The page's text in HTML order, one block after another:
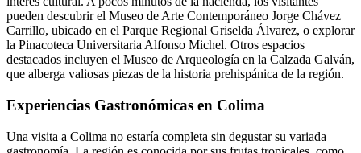
pueden descubrir el Museo de Arte Contemporáneo Jorge Chávez
Carrillo, ubicado en el Parque Regional Griselda Álvarez, o explorar
la Pinacoteca Universitaria Alfonso Michel. Otros espacios
destacados incluyen el Museo de Arqueología en la Calzada Galván,
que alberga valiosas piezas de la historia prehispánica de la región.
Experiencias Gastronómicas en Colima
Una visita a Colima no estaría completa sin degustar su variada